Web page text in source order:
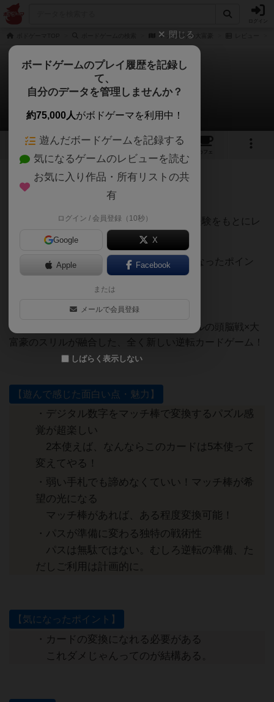
マッチ売りの大富豪
マッチ売りの大富豪
てうさんのレビュー
1 1 10
カフェ
250名 2名 0 2ヶ月前
500種類以上のボードゲームを遊んできた経験をもとにレ
ビューしています。
【遊んで感じた面白い点・魅力】と【気になったポイン
ト】をまとめました。
『マッチ売りの大富豪』は、マッチ棒パズルの頭脳戦×大
富豪のスリルが融合した、全く新しい逆転カードゲーム！
【遊んで感じた面白い点・魅力】
・デジタル数字をマッチ棒で変換するパズル感
覚が超楽しい
2本使えば、なんならこのカードは5本使って
変えてやる！
・弱い手札でも諦めなくていい！マッチ棒が希
望の光になる
マッチ棒があれば、ある程度変換可能！
・パスが準備に変わる独特の戦術性
パスは無駄ではない。むしろ逆転の準備、た
だしご利用は計画的に。
【気になったポイント】
・カードの変換になれる必要がある
これダメじゃんってのが結構ある。
閉じる
ボードゲームのプレイ履歴を記録し
て、
自分のデータを管理しませんか？
約75,000人がボドゲーマを利用中！
遊んだボードゲームを記録する
気になるゲームのレビューを読む
お気に入り作品・所有リストの共
有
ログイン / 会員登録（10秒）
Google X
Apple Facebook
または
メールで会員登録
しばらく表示しない